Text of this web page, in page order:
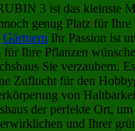
3 ist das kleinste
genug Platz für
Gärtnern Ihr Passion ist
für Ihre Pflanzen
Sie verzaubern.
Zuflucht für den
von
der perfekte Ort,
und Ihrer